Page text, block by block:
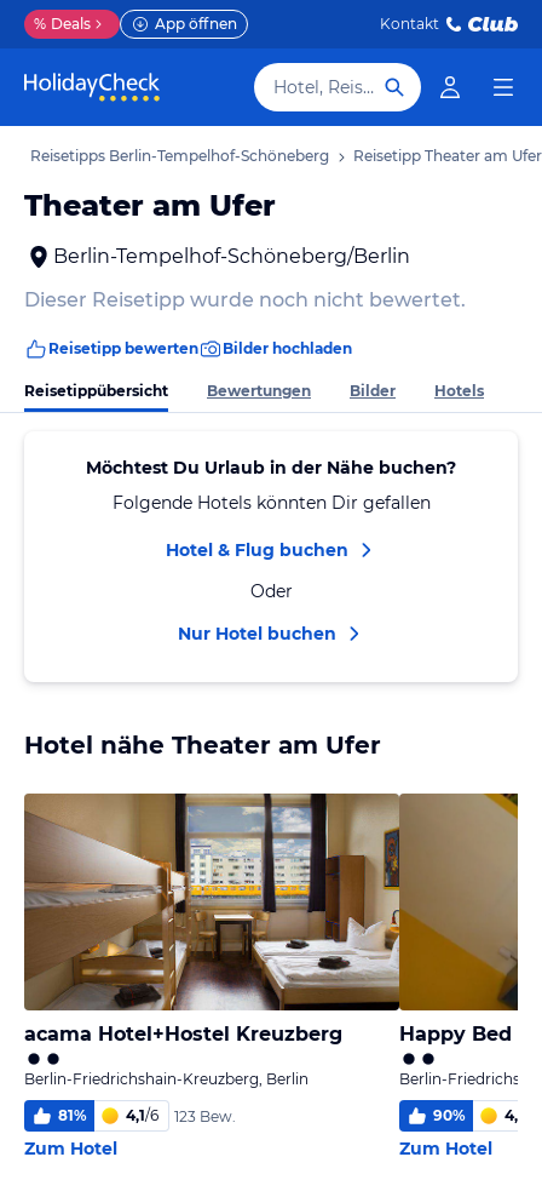
% Deals App öffnen Kontakt
Hotel, Reiseziel
Reisetipps Berlin-Tempelhof-Schöneberg Reisetipp Theater am Ufer
Theater am Ufer
Berlin-Tempelhof-Schöneberg/Berlin
Dieser Reisetipp wurde noch nicht bewertet.
Reisetipp bewerten Bilder hochladen
Reisetippübersicht Bewertungen Bilder Hotels
Möchtest Du Urlaub in der Nähe buchen?
Folgende Hotels könnten Dir gefallen
Hotel & Flug buchen
Oder
Nur Hotel buchen
Hotel nähe Theater am Ufer
acama Hotel+Hostel Kreuzberg
Berlin-Friedrichshain-Kreuzberg, Berlin
81% 4,1/6 123 Bew.
Zum Hotel
Happy Bed
Berlin-
90% 4,8
Zum Hotel